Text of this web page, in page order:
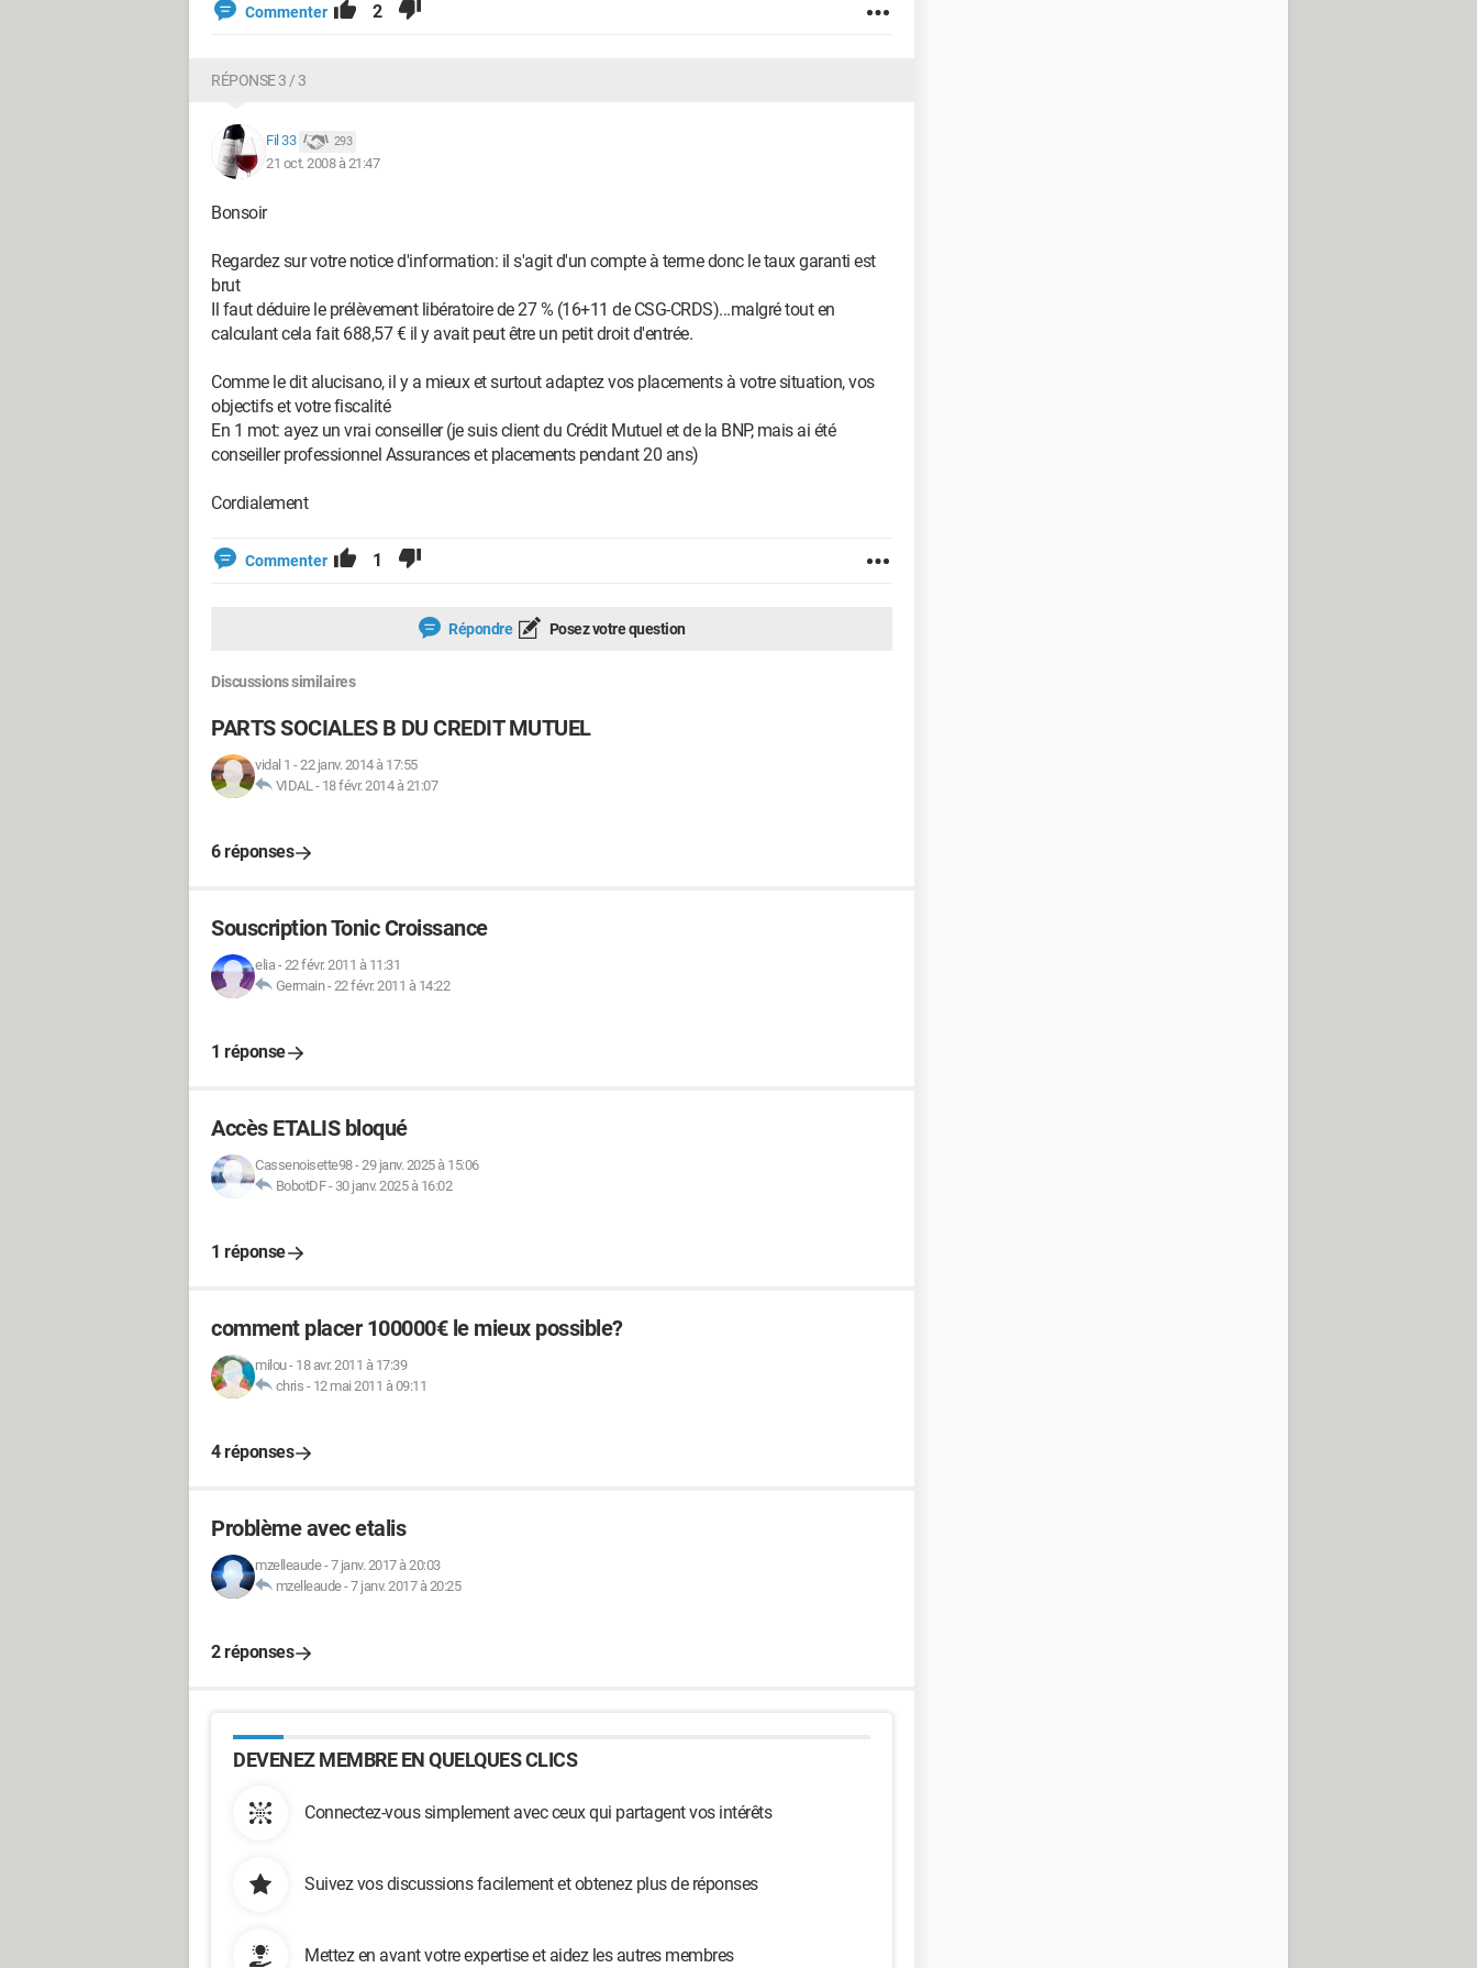
Commenter 2
RÉPONSE 3 / 3
Fil 33 293
21 oct. 2008 à 21:47
Bonsoir
Regardez sur votre notice d'information: il s'agit d'un compte à terme donc le taux garanti est
brut
Il faut déduire le prélèvement libératoire de 27 % (16+11 de CSG-CRDS)...malgré tout en
calculant cela fait 688,57 € il y avait peut être un petit droit d'entrée.
Comme le dit alucisano, il y a mieux et surtout adaptez vos placements à votre situation, vos
objectifs et votre fiscalité
En 1 mot: ayez un vrai conseiller (je suis client du Crédit Mutuel et de la BNP, mais ai été
conseiller professionnel Assurances et placements pendant 20 ans)
Cordialement
Commenter 1
Répondre Posez votre question
Discussions similaires
PARTS SOCIALES B DU CREDIT MUTUEL
vidal 1 -22 janv. 2014 à 17:55
VIDAL- 18 févr. 2014 à 21:07
6 réponses
Souscription Tonic Croissance
elia-22 févr. 2011 à 11:31
Germain-22 févr. 2011 à 14:22
1 réponse
Accès ETALIS bloqué
Cassenoisette98-29 janv. 2025 à 15:06
BobotDF- 30 janv. 2025 à 16:02
1 réponse
comment placer 100000€ le mieux possible?
milou- 18 avr. 2011 à 17:39
chris - 12 mai 2011 à 09:11
4 réponses
Problème avec etalis
mzelleaude-7 janv. 2017 à 20:03
mzelleaude-7 janv. 2017 à 20:25
2 réponses
DEVENEZ MEMBRE EN QUELQUES CLICS
Connectez-vous simplement avec ceux qui partagent vos intérêts
Suivez vos discussions facilement et obtenez plus de réponses
Mettez en avant votre expertise et aidez les autres membres